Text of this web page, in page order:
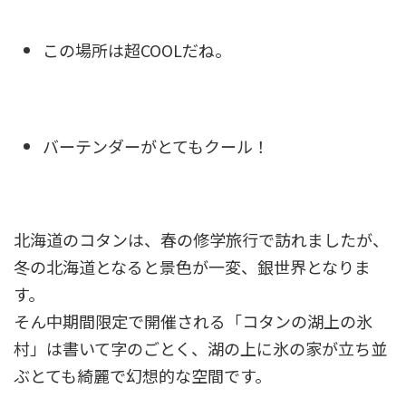
この場所は超COOLだね。
バーテンダーがとてもクール！
北海道のコタンは、春の修学旅行で訪れましたが、
冬の北海道となると景色が一変、銀世界となりま
す。
そん中期間限定で開催される「コタンの湖上の氷
村」は書いて字のごとく、湖の上に氷の家が立ち並
ぶとても綺麗で幻想的な空間です。